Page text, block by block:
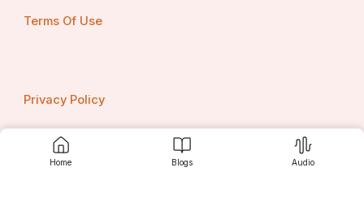
Home Blogs Audio
Terms Of Use
Privacy Policy